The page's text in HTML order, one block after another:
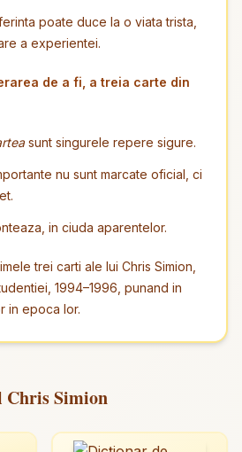
poate duce la o viata trista,
a experientei.
de a fi, a treia carte din
sunt singurele repere sigure.
nu sunt marcate oficial, ci
in ciuda aparentelor.
trei carti ale lui Chris Simion,
1994–1996, punand in
in epoca lor.
Chris Simion